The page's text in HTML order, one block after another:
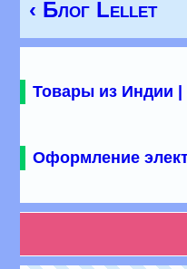
‹ Блог Lellet
Товары из Индии
Оформление